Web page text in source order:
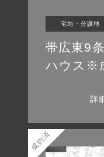
宅地・分譲地
帯広東9
ハウス※
詳
成約済